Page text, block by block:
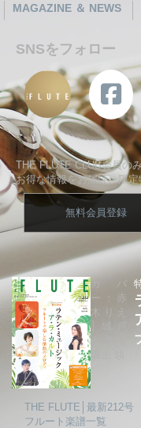
MAGAZINE ＆ NEWS
SNSをフォロー
THE FLUTE CLUB会員の
お得な情報をお届け、限定
無料会員登録
カバ
ー：赤
木りえ
THE FLUTE│最新212号
フルート楽譜一覧